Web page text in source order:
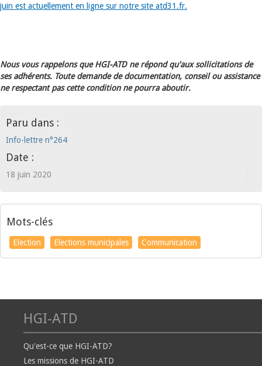
juin est actuellement en ligne sur notre site atd31.fr.
Nous vous rappelons que HGI-ATD ne répond qu'aux sollicitations de
ses adhérents. Toute demande de documentation, conseil ou assistance
ne respectant pas cette condition ne pourra aboutir.
Paru dans :
Info-lettre n°264
Date :
18 juin 2020
Mots-clés
Election Elections municipales Communication
HGI-ATD
Qu'est-ce que HGI-ATD?
Les missions de HGI-ATD